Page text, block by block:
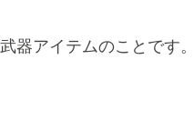
器アイテムのことです。